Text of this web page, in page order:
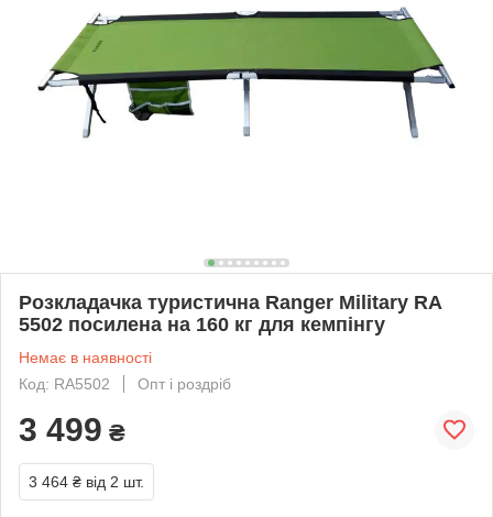
Розкладачка туристична Ranger Military RA
5502 посилена на 160 кг для кемпінгу
Немає в наявності
Код: RA5502
Опт і роздріб
3 499 ₴
3 464 ₴ від 2 шт.